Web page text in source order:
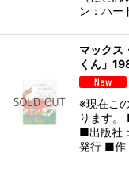
ン：ハー
マックス
くん」
※現在こ
ります
■出版社
発行 ■作